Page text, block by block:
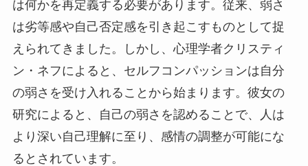
は何かを再定義する必要があります。従来、弱さ
は劣等感や自己否定感を引き起こすものとして捉
えられてきました。しかし、心理学者クリスティ
ン・ネフによると、セルフコンパッションは自分
の弱さを受け入れることから始まります。彼女の
研究によると、自己の弱さを認めることで、人は
より深い自己理解に至り、感情の調整が可能にな
るとされています。